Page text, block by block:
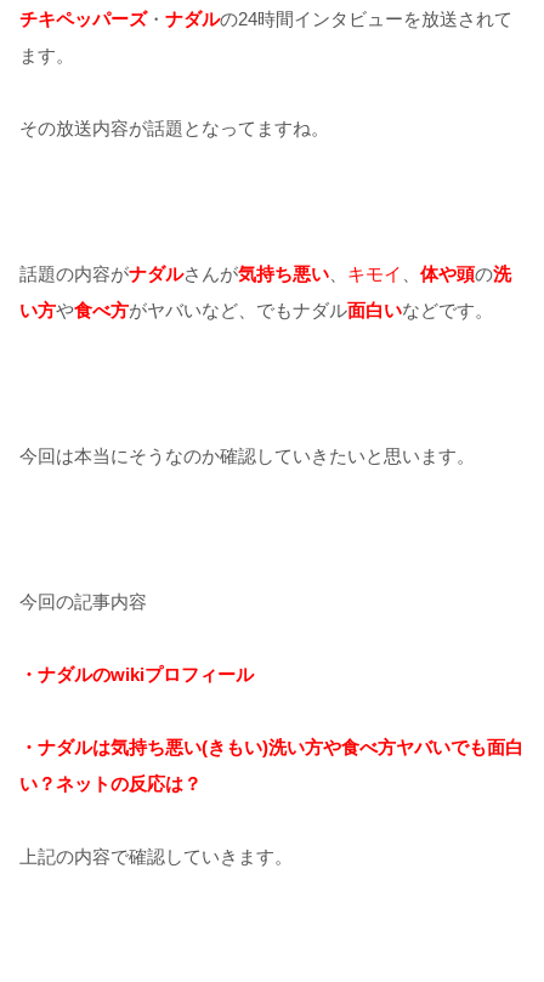
チキペッパーズ・ ナダルの24時間インタビューを放送されて
ます。
その放送内容が話題となってますね。
話題の内容がナダルさんが気持ち悪い キモイ 体や頭の洗
い方や食べ方がヤバいなど、でもナダル面白いなどです。
今回は本当にそうなのか確認していきたいと思います。
今回の記事内容
・ナダルのwikiプロフィール
・ナダルは気持ち悪い(きもい)洗い方や食べ方ヤバいでも面白
い？ネットの反応は？
上記の内容で確認していきます。